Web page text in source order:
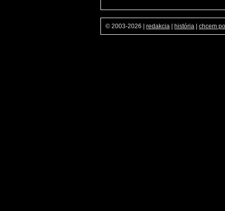
© 2003-2026 redakcia história chcem